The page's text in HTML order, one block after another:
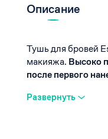
Описание
Тушь для бровей
макияжа. Высоко
после первого
Развернуть